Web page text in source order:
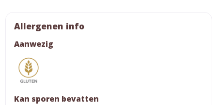
Allergenen info
Aanwezig
Kan sporen bevatten